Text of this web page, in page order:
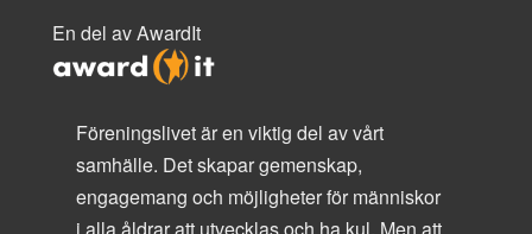
En del av AwardIt
Föreningslivet är en viktig del av vårt
samhälle. Det skapar gemenskap,
engagemang och möjligheter för människor
i alla åldrar att utvecklas och ha kul. Men att